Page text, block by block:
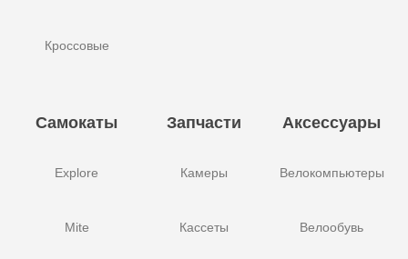
Кроссовые
Самокаты
Explore
Mite
Запчасти
Камеры
Кассеты
Аксессуары
Велокомпьютеры
Велообувь